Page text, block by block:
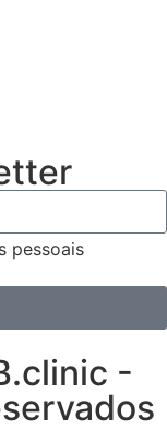
pessoais
-